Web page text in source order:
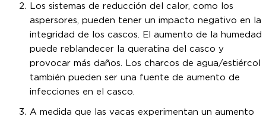
Los sistemas de reducción del calor, como los
aspersores, pueden tener un impacto negativo en la
integridad de los cascos. El aumento de la humedad
puede reblandecer la queratina del casco y
provocar más daños. Los charcos de agua/estiércol
también pueden ser una fuente de aumento de
infecciones en el casco.
A medida que las vacas experimentan un aumento